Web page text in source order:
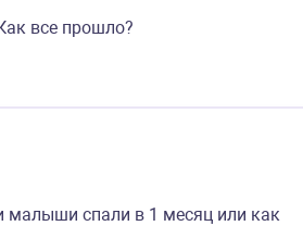
все прошло?
малыши спали в 1 месяц или как